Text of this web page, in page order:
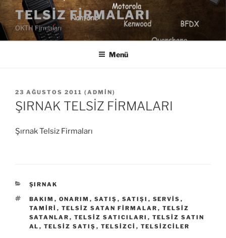
İçeriğe
geç TELSIZ FIRMALARI
OKTH Firmaları
Menü
YAYIM
TARIHI
23 AĞUSTOS 2011 ( ADMIN)
ŞIRNAK TELSİZ FİRMALARI
Şırnak Telsiz Firmaları
KATEGORILER
ŞIRNAK
ETIKETLER
BAKIM , ONARIM , SATIŞ , SATIŞI , SERVIS ,
TAMIRI , TELSIZ SATAN FIRMALAR , TELSIZ
SATANLAR , TELSIZ SATICILARI , TELSIZ SATIN
AL , TELSIZ SATIŞ , TELSIZCI , TELSIZCILER